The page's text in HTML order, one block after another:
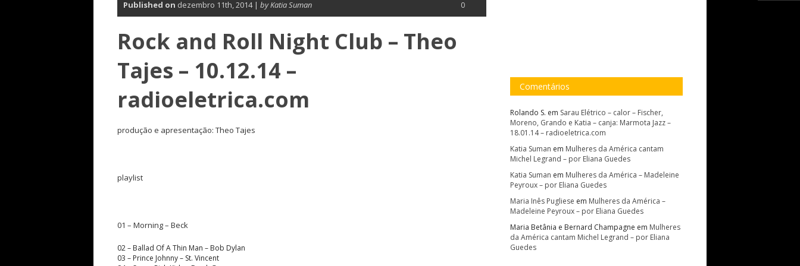
Published on dezembro 11th, 2014 | by Katia Suman 0
Rock and Roll Night Club – Theo
Tajes – 10.12.14 –
radioeletrica.com
produção e apresentação: Theo Tajes
playlist
01 – Morning – Beck
02 – Ballad Of A Thin Man – Bob Dylan
03 – Prince Johnny – St. Vincent
Comentários
Rolando S. em Sarau Elétrico – calor – Fischer,
Moreno, Grando e Katia – canja: Marmota Jazz –
18.01.14 – radioeletrica.com
Katia Suman em Mulheres da América cantam
Michel Legrand – por Eliana Guedes
Katia Suman em Mulheres da América – Madeleine
Peyroux – por Eliana Guedes
Maria Inês Pugliese em Mulheres da América –
Madeleine Peyroux – por Eliana Guedes
Maria Betânia e Bernard Champagne em Mulheres
da América cantam Michel Legrand – por Eliana
Guedes